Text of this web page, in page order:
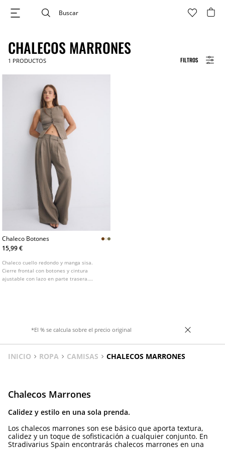
FILTROS
CHALECOS MARRONES
1 PRODUCTOS
Chaleco Botones
15,99 €
Chaleco cuello redondo y manga sisa.
Cierre frontal con botones y cintura
ajustable con lazo en parte trasera.
*El % se calcula sobre el precio original
INICIO ROPA CAMISAS CHALECOS MARRONES
Chalecos Marrones
Calidez y estilo en una sola prenda.
Los chalecos marrones son ese básico que aporta textura,
calidez y un toque de sofisticación a cualquier conjunto. En
Stradivarius Spain encontrarás chalecos marrones en una